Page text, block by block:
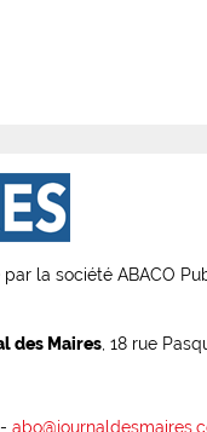
la société ABACO
des Maires, 18 rue